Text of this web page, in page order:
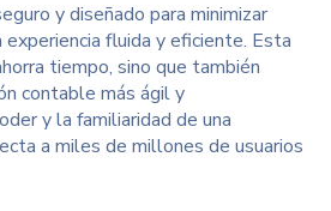
y diseñado para minimizar
experiencia fluida y eficiente. Esta
tiempo, sino que también
contable más ágil y
y la familiaridad de una
a miles de millones de usuarios